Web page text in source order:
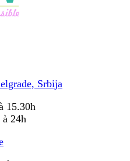
Srbija
15.30h
24h